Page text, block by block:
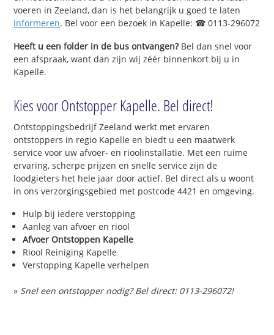
voeren in Zeeland, dan is het belangrijk u goed te laten
informeren. Bel voor een bezoek in Kapelle: ☎ 0113-296072
Heeft u een folder in de bus ontvangen?Bel dan snel voor
een afspraak, want dan zijn wij zéér binnenkort bij u in
Kapelle.
Kies voor Ontstopper Kapelle. Bel direct!
Ontstoppingsbedrijf Zeeland werkt met ervaren
ontstoppers in regio Kapelle en biedt u een maatwerk
service voor uw afvoer- en rioolinstallatie. Met een ruime
ervaring, scherpe prijzen en snelle service zijn de
loodgieters het hele jaar door actief. Bel direct als u woont
in ons verzorgingsgebied met postcode 4421 en omgeving.
Hulp bij iedere verstopping
Aanleg van afvoer en riool
Afvoer Ontstoppen Kapelle
Riool Reiniging Kapelle
Verstopping Kapelle verhelpen
» Snel een ontstopper nodig? Bel direct: 0113-296072!